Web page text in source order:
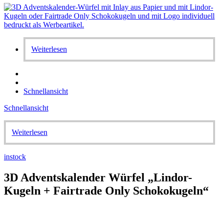
Weiterlesen
Schnellansicht
Schnellansicht
Weiterlesen
instock
3D Adventskalender Würfel „Lindor-
Kugeln + Fairtrade Only Schokokugeln“